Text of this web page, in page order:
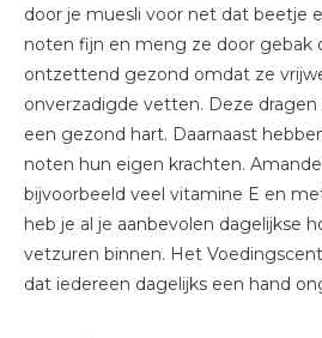
door je muesli voor net dat beetje
noten fijn en meng ze door gebak
ontzettend gezond omdat ze
onverzadigde vetten. Deze dragen
een gezond hart. Daarnaast
noten hun eigen krachten.
bijvoorbeeld veel vitamine E en
heb je al je aanbevolen dagelijkse
vetzuren binnen. Het
dat iedereen dagelijks een hand